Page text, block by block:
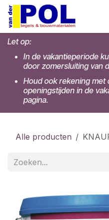
Overslaan naar inhoud
Let op:
In de vakantieperiode
door zomersluiting van
Houd ook rekening met
openingstijden in de
pagina.
Alle producten